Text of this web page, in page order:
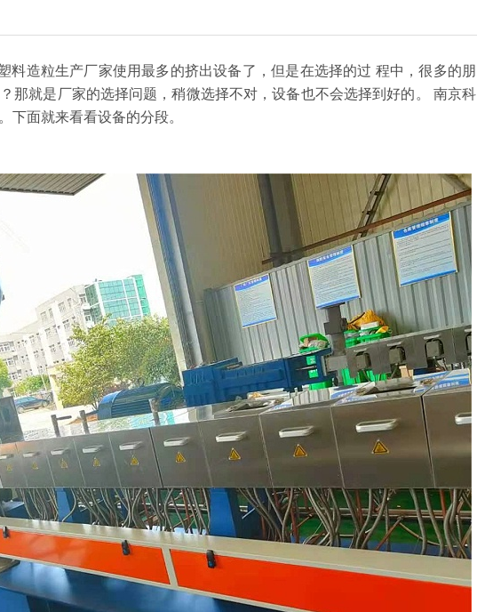
料造粒生产厂家使用最多的挤出设备了，但是在选择的过 程中 ，很多的朋
那就是厂家的选择问题，稍微选择不对，设备也不会选择到好的。
南京科
下面就来看看设备的分段。